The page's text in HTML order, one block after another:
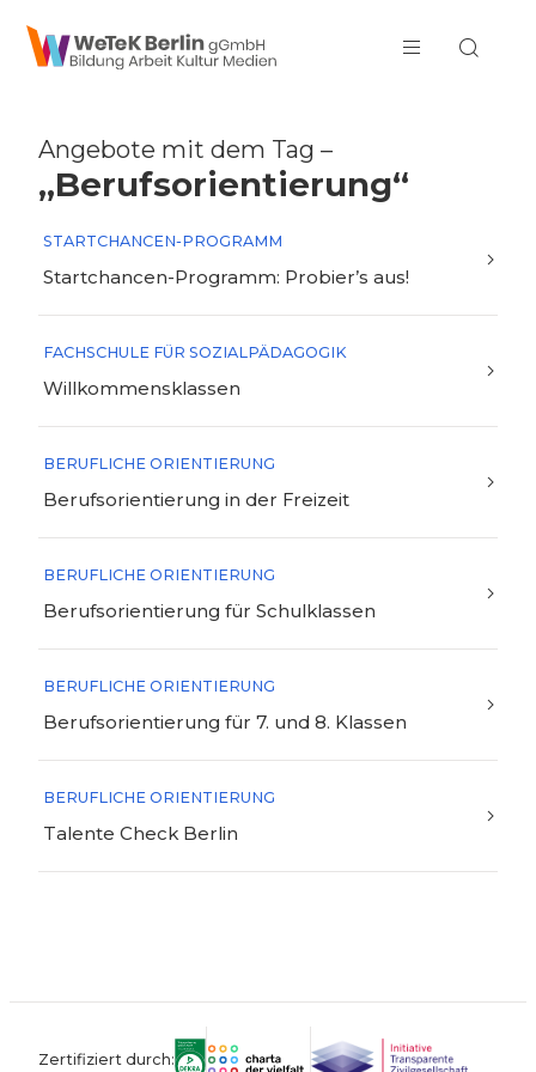
zum Inhalt springen
Angebote mit dem Tag –
„Berufsorientierung“
STARTCHANCEN-PROGRAMM
Startchancen-Programm: Probier’s aus!
FACHSCHULE FÜR SOZIALPÄDAGOGIK
Willkommensklassen
BERUFLICHE ORIENTIERUNG
Berufsorientierung in der Freizeit
BERUFLICHE ORIENTIERUNG
Berufsorientierung für Schulklassen
BERUFLICHE ORIENTIERUNG
Berufsorientierung für 7. und 8. Klassen
BERUFLICHE ORIENTIERUNG
Talente Check Berlin
Zertifiziert durch: